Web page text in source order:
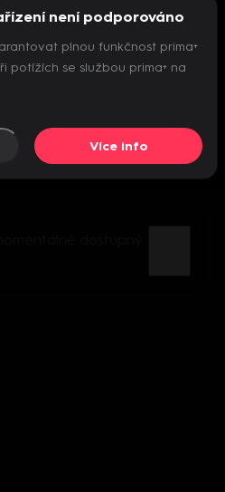
přehrávač
není podporováno
plnou funkčnost prima+
potížích se službou prima+ na
Více info